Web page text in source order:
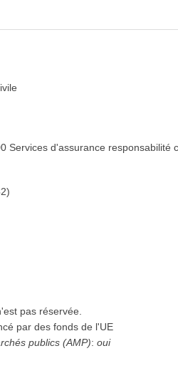
Services d'assurance responsabilité
)
pas réservée.
par des fonds de l'UE
publics (AMP):oui